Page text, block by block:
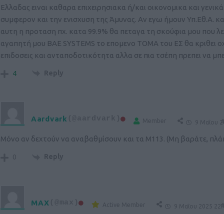
Ελλαδας ειναι καθαρα επιχειρησιακα ή/και οικονομικα και
συμφερον και την ενισχυση της Άμυνας. Αν εγω ήμουν Υπ.Εθ.Α.
αυτη η προταση πχ. κατα 99.9% θα πεταγα τη σκούφια μου που
αγαπητή μου ΒΑΕ SYSTEMS το επομενο ΤΟΜΑ του ΕΣ θα κριθει
επιδοσεις και ανταποδοτικότητα αλλα σε πια τσέπη πρεπει να
4 Reply
Aardvark (@aardvark) Member 9 Μαΐου
Μόνο αν δεχτούν να αναβαθμίσουν και τα Μ113. (Μη βαράτε,
0 Reply
MAX (@max) Active Member 9 Μαΐου 2025